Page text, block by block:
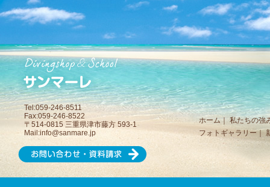
Tel:059-246-8511
Fax:059-246-8522
〒514-0815 三重県津市藤方 593-1
Mail:info@sanmare.jp
ホーム
私たちの強
フォトギャラリー｜